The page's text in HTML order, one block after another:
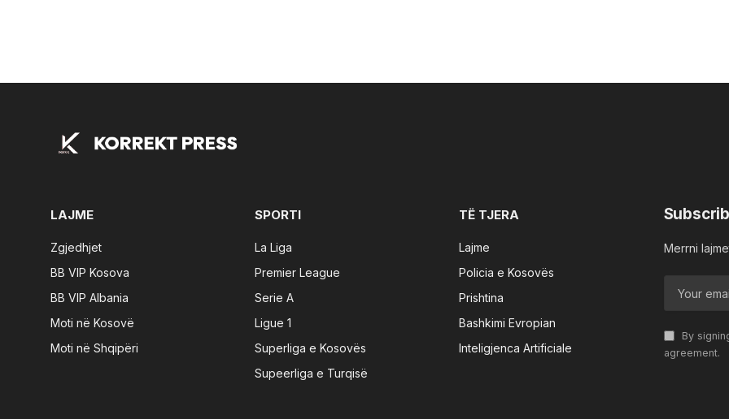
LAJME
Zgjedhjet
BB VIP Kosova
BB VIP Albania
Moti në Kosovë
Moti në Shqipëri
SPORTI
La Liga
Premier League
Serie A
Ligue 1
Superliga e Kosovës
Supeerliga e Turqisë
TË TJERA
Lajme
Policia e Kosovës
Prishtina
Bashkimi Evropian
Inteligjenca Artificiale
Merrni
By
agreement.